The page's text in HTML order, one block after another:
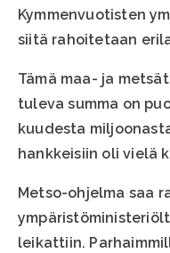
Kymmenvuotisten
siitä rahoitetaan
Tämä maa- ja
tuleva summa on
kuudesta
hankkeisiin oli vielä
Metso-ohjelma saa
leikattiin.